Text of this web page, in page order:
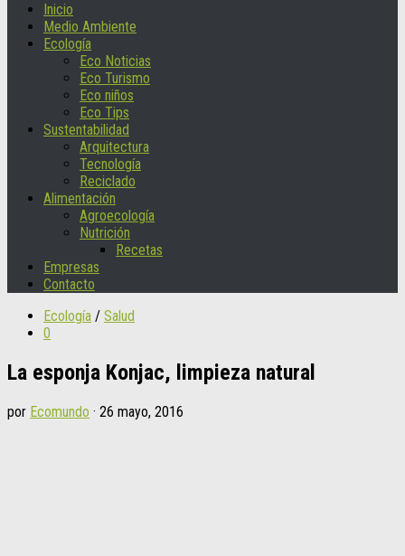
Inicio
Medio Ambiente
Ecología
Eco Noticias
Eco Turismo
Eco niños
Eco Tips
Sustentabilidad
Arquitectura
Tecnología
Reciclado
Alimentación
Agroecología
Nutrición
Recetas
Empresas
Contacto
Ecología / Salud
0
La esponja Konjac, limpieza natural
por Ecomundo · 26 mayo, 2016